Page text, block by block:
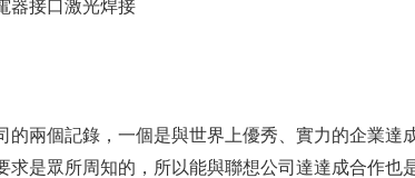
器接口激光焊接
兩個記錄，一個是與世界上優秀、實力的企業達
求是眾所周知的，所以能與聯想公司達達成合作也